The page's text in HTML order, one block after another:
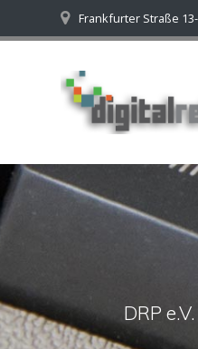
to
Frankfurter Straße
DRP